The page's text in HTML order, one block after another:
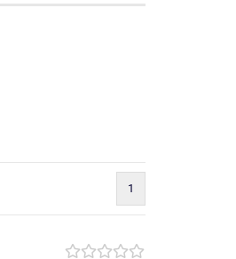
1